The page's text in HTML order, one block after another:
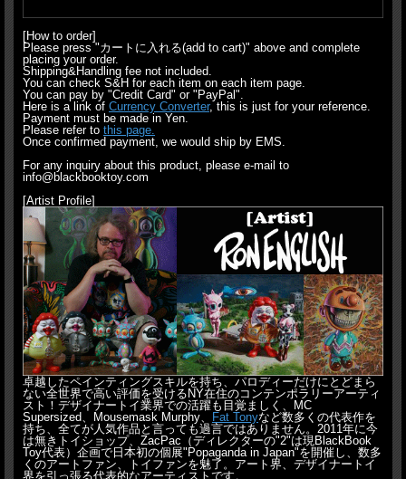
[How to order]
Please press "カートに入れる(add to cart)" above and complete
placing your order.
Shipping&Handling fee not included.
You can check S&H for each item on each item page.
You can pay by "Credit Card" or "PayPal".
Here is a link of Currency Converter, this is just for your reference.
Payment must be made in Yen.
Please refer to this page.
Once confirmed payment, we would ship by EMS.
For any inquiry about this product, please e-mail to
info@blackbooktoy.com
[Artist Profile]
卓越したペインティングスキルを持ち、パロディーだけにとどまら
ない全世界で高い評価を受けるNY在住のコンテンポラリーアーティ
スト！デザイナートイ業界での活躍も目覚ましく、MC
Supersized、Mousemask Murphy、
Fat Tonyなど数多くの代表作を
持ち、全てが人気作品と言っても過言ではありません。2011年に今
は無きトイショップ、ZacPac（ディレクターの"2"は現BlackBook
Toy代表）企画で日本初の個展"Popaganda in Japan"を開催し、数多
くのアートファン、トイファンを魅了。アート界、デザイナートイ
界を引っ張る代表的なアーティストです。